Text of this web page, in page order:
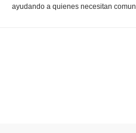
ayudando a quienes necesitan